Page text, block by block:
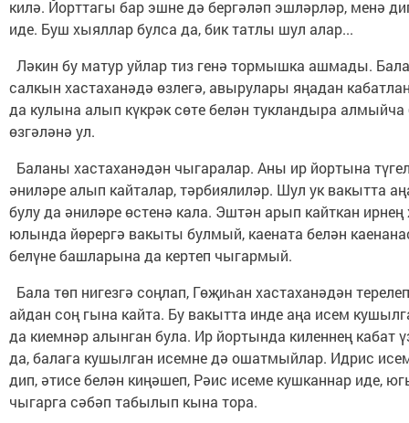
килә. Йорттагы бар эшне дә бергәләп эшләрләр, менә
иде. Буш хыяллар булса да, бик татлы шул алар...
Ләкин бу матур уйлар тиз генә тормышка ашмады.
салкын хастаханәдә өзлегә, авырулары яңадан
да кулына алып күкрәк сөте белән тукландыра алмыйча
өзгәләнә ул.
Баланы хастаханәдән чыгаралар. Аны ир йортына
әниләре алып кайталар, тәрбиялиләр. Шул ук вакытта
булу да әниләре өстенә кала. Эштән арып кайткан ирнең
юлында йөрергә вакыты булмый, каената белән
белүне башларына да кертеп чыгармый.
Бала төп нигезгә соңлап, Гөҗиһан хастаханәдән
айдан соң гына кайта. Бу вакытта инде аңа исем
да киемнәр алынган була. Ир йортында киленнең кабат
да, балага кушылган исемне дә ошатмыйлар. Идрис
дип, әтисе белән киңәшеп, Рәис исеме кушканнар иде,
чыгарга сәбәп табылып кына тора.